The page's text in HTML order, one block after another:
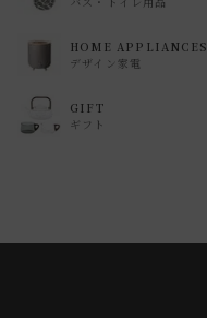
HOME APPLIANCES
デザイン家電
GIFT
ギフト